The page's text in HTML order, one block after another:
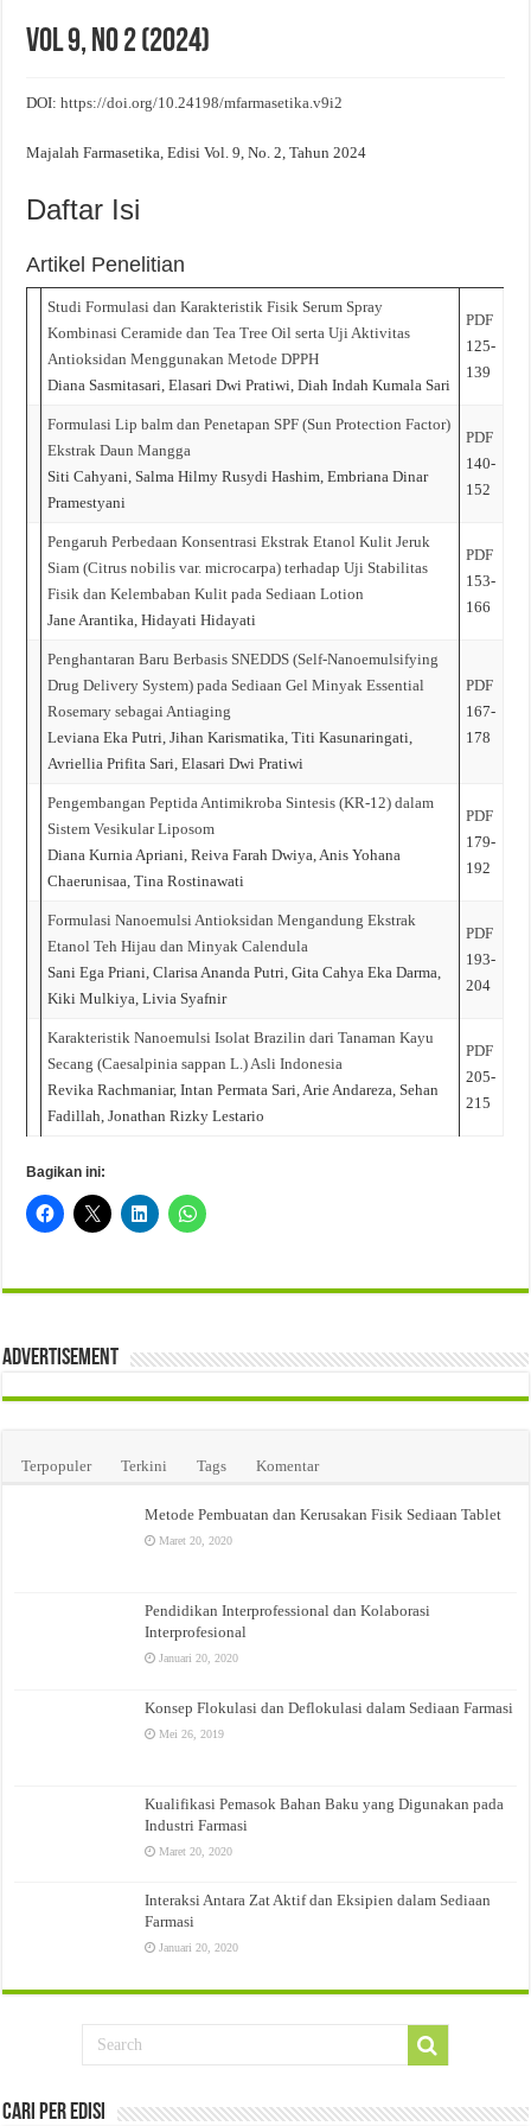
Evaluasi Kesesuaian Sistem Penyimpanan Obat, Suplemen, dan Kosmetik
Vol 9, No 2 (2024)
DOI:https://doi.org/10.24198/mfarmasetika.v9i2
Majalah Farmasetika, Edisi Vol. 9, No. 2, Tahun 2024
Daftar Isi
Artikel Penelitian
Studi Formulasi dan Karakteristik Fisik Serum Spray
Kombinasi Ceramide dan Tea Tree Oil serta Uji Aktivitas
Antioksidan Menggunakan Metode DPPH
Diana Sasmitasari, Elasari Dwi Pratiwi, Diah Indah Kumala Sari
PDF
125-
139
Formulasi Lip balm dan Penetapan SPF (Sun Protection Factor)
Ekstrak Daun Mangga
Siti Cahyani, Salma Hilmy Rusydi Hashim, Embriana Dinar
Pramestyani
PDF
140-
152
Pengaruh Perbedaan Konsentrasi Ekstrak Etanol Kulit Jeruk
Siam (Citrus nobilis var. microcarpa) terhadap Uji Stabilitas
Fisik dan Kelembaban Kulit pada Sediaan Lotion
Jane Arantika, Hidayati Hidayati
PDF
153-
166
Penghantaran Baru Berbasis SNEDDS (Self-Nanoemulsifying
Drug Delivery System) pada Sediaan Gel Minyak Essential
Rosemary sebagai Antiaging
Leviana Eka Putri, Jihan Karismatika, Titi Kasunaringati,
Avriellia Prifita Sari, Elasari Dwi Pratiwi
PDF
167-
178
Pengembangan Peptida Antimikroba Sintesis (KR-12) dalam
Sistem Vesikular Liposom
Diana Kurnia Apriani, Reiva Farah Dwiya, Anis Yohana
Chaerunisaa, Tina Rostinawati
PDF
179-
192
Formulasi Nanoemulsi Antioksidan Mengandung Ekstrak
Etanol Teh Hijau dan Minyak Calendula
Sani Ega Priani, Clarisa Ananda Putri, Gita Cahya Eka Darma,
Kiki Mulkiya, Livia Syafnir
PDF
193-
204
Karakteristik Nanoemulsi Isolat Brazilin dari Tanaman Kayu
Secang (Caesalpinia sappan L.) Asli Indonesia
Revika Rachmaniar, Intan Permata Sari, Arie Andareza, Sehan
Fadillah, Jonathan Rizky Lestario
PDF
205-
215
Bagikan ini:
Advertisement
Terpopuler Terkini Tags Komentar
Metode Pembuatan dan Kerusakan Fisik Sediaan Tablet
Maret 20, 2020
Pendidikan Interprofessional dan Kolaborasi
Interprofesional
Januari 20, 2020
Konsep Flokulasi dan Deflokulasi dalam Sediaan Farmasi
Mei 26, 2019
Kualifikasi Pemasok Bahan Baku yang Digunakan pada
Industri Farmasi
Maret 20, 2020
Interaksi Antara Zat Aktif dan Eksipien dalam Sediaan
Farmasi
Januari 20, 2020
Cari Per Edisi